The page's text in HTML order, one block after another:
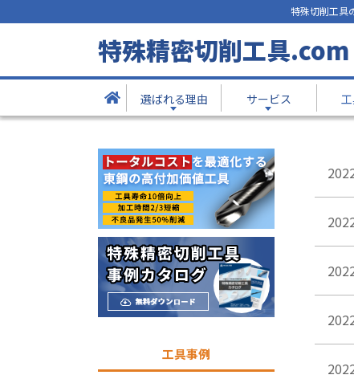
特殊切削工具
特殊精密切削工具.com
選ばれる理由 サービス
新着情報 - News -
TOP 新着情報
工具事例